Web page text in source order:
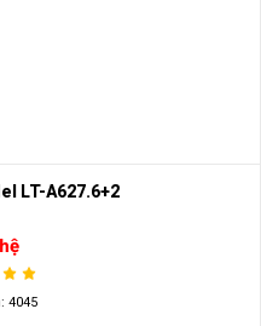
LT-A627.6+2
4045